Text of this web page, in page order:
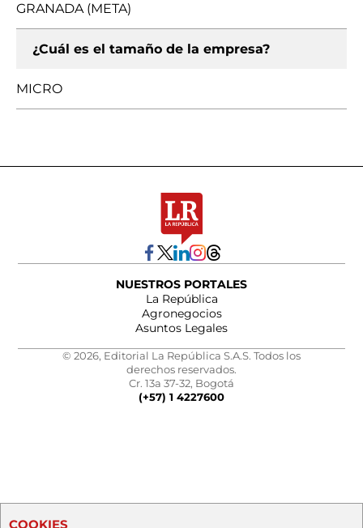
GRANADA (META)
¿Cuál es el tamaño de la empresa?
MICRO
NUESTROS PORTALES
La República
Agronegocios
Asuntos Legales
© 2026, Editorial La República S.A.S. Todos los
derechos reservados.
Cr. 13a 37-32, Bogotá
(+57) 1 4227600
COOKIES